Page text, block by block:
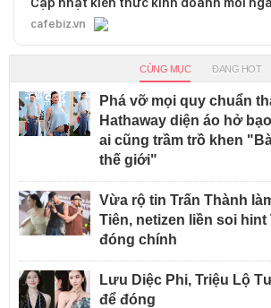
cafebiz.vn
CÙNG MỤC ĐANG HOT
Phá vỡ mọi quy chuẩn
Hathaway diện áo hở
ai cũng trầm trồ khen
thế giới"
Vừa rộ tin Trấn Thành
Tiên, netizen liền soi hint
đóng chính
Lưu Diệc Phi, Triệu Lộ
để đóng